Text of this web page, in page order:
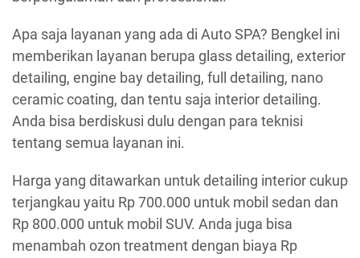
Apa saja layanan yang ada di Auto SPA? Bengkel ini
memberikan layanan berupa glass detailing, exterior
detailing, engine bay detailing, full detailing, nano
ceramic coating, dan tentu saja interior detailing.
Anda bisa berdiskusi dulu dengan para teknisi
tentang semua layanan ini.
Harga yang ditawarkan untuk detailing interior cukup
terjangkau yaitu Rp 700.000 untuk mobil sedan dan
Rp 800.000 untuk mobil SUV. Anda juga bisa
menambah ozon treatment dengan biaya Rp